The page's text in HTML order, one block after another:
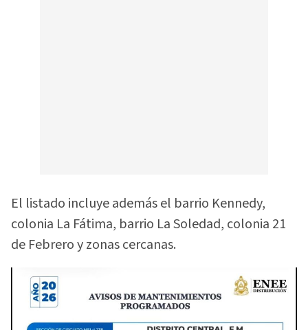
El listado incluye además el barrio Kennedy,
colonia La Fátima, barrio La Soledad, colonia 21
de Febrero y zonas cercanas.